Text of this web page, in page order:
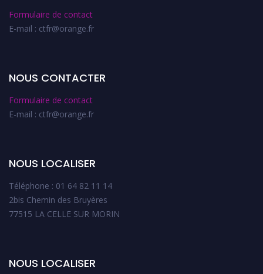
Formulaire de contact
E-mail : ctfr@orange.fr
NOUS CONTACTER
Formulaire de contact
E-mail : ctfr@orange.fr
NOUS LOCALISER
Téléphone : 01 64 82 11 14
2bis Chemin des Bruyères
77515 LA CELLE SUR MORIN
NOUS LOCALISER